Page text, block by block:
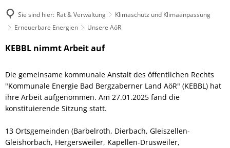
Sie sind hier: Rat & Verwaltung
Klimaschutz und Klimaanpassung
Erneuerbare Energien
Unsere AöR
Unsere
AöR
KEBBL nimmt Arbeit auf
Die gemeinsame kommunale Anstalt des öffentlichen Rechts
"Kommunale Energie Bad Bergzaberner Land AöR" (KEBBL) hat
ihre Arbeit aufgenommen. Am 27.01.2025 fand die
konstituierende Sitzung statt.
13 Ortsgemeinden (Barbelroth, Dierbach, Gleiszellen-
Gleishorbach, Hergersweiler, Kapellen-Drusweiler,